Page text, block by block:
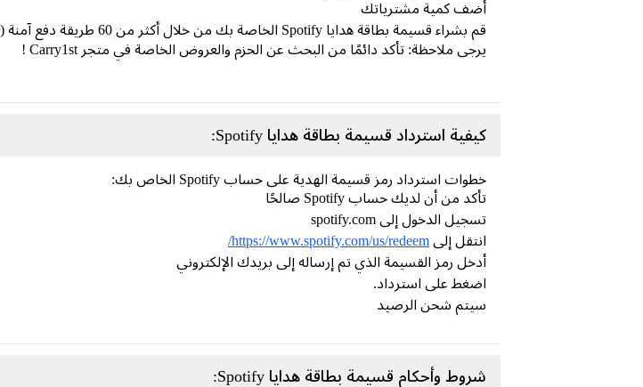
أضف كمية مشترياتك
قم بشراء قسيمة بطاقة هدايا Spotify الخاصة بك من خلال أكثر من 60 طريقة دفع آمنة (لا حاجة إلى بطاقة ائتمان)
يرجى ملاحظة: تأكد دائمًا من البحث عن الحزم والعروض الخاصة في متجر Carry1st !
كيفية استرداد قسيمة بطاقة هدايا Spotify:
خطوات استرداد رمز قسيمة الهدية على حساب Spotify الخاص بك:
تأكد من أن لديك حساب Spotify صالحًا
تسجيل الدخول إلى spotify.com
انتقل إلى https://www.spotify.com/us/redeem/
أدخل رمز القسيمة الذي تم إرساله إلى بريدك الإلكتروني
اضغط على استرداد.
سيتم شحن الرصيد
شروط وأحكام قسيمة بطاقة هدايا Spotify: